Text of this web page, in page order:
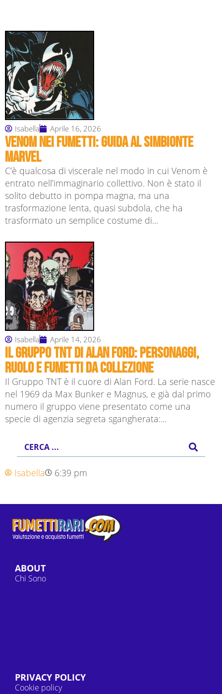
Isabella Aprile 16, 2026
Venom nei fumetti: guida al simbionte
Marvel
C’è qualcosa di viscerale nel modo in cui Venom è
entrato nell’immaginario collettivo. Non è stato il
solito debutto in pompa magna, ma una
trasformazione lenta, quasi subdola, che ha
trasformato un semplice costume di...
Isabella Aprile 14, 2026
Il Gruppo TNT di Alan Ford: personaggi,
ruolo e fumetti da collezione
Il Gruppo TNT è il cuore di Alan Ford. La serie nasce
nel 1969 da Max Bunker e Magnus, e già dal primo
numero il gruppo viene presentato come una
specie di agenzia segreta sgangherata:...
Isabella 6:39 pm
ABOUT
Chi Sono
PRIVACY POLICY
Cookie policy